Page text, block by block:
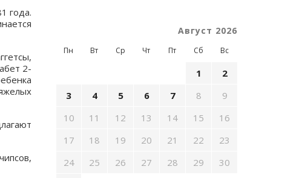
года.
2-
Август 2026
Пн Вт Ср Чт Пт Сб Вс
1
2
3
4 5 6 7 8
9
10
11 12 13 14 15
16
17
18 19 20 21 22
23
24
25 26 27 28 29
30